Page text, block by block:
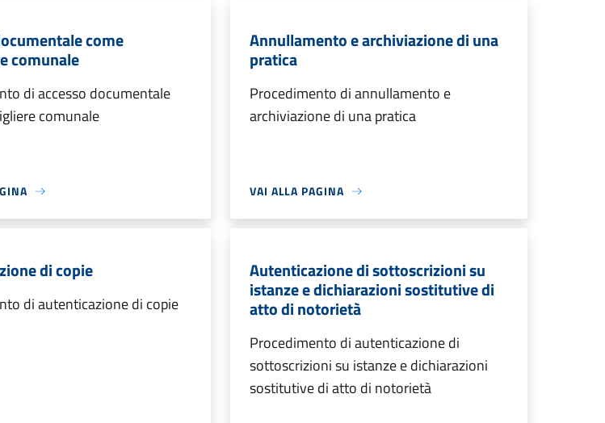
come
comunale
di accesso documentale
comunale
Annullamento e archiviazione di una
pratica
Procedimento di annullamento e
archiviazione di una pratica
VAI ALLA PAGINA
di copie
di autenticazione di copie
Autenticazione di sottoscrizioni su
istanze e dichiarazioni sostitutive di
atto di notorietà
Procedimento di autenticazione di
sottoscrizioni su istanze e dichiarazioni
sostitutive di atto di notorietà